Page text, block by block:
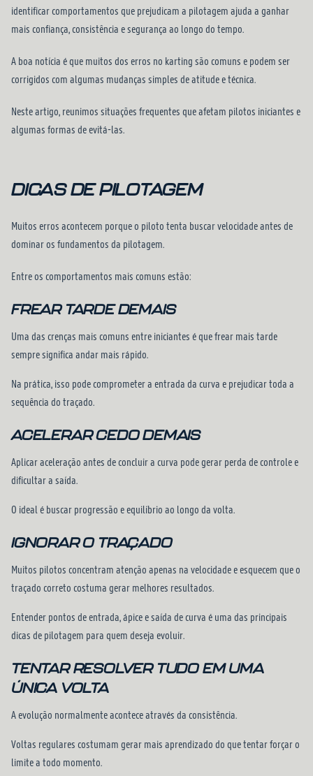
identificar comportamentos que prejudicam a pilotagem ajuda a ganhar
mais confiança, consistência e segurança ao longo do tempo.
A boa notícia é que muitos dos erros no karting são comuns e podem ser
corrigidos com algumas mudanças simples de atitude e técnica.
Neste artigo, reunimos situações frequentes que afetam pilotos iniciantes e
algumas formas de evitá-las.
DICAS DE PILOTAGEM
Muitos erros acontecem porque o piloto tenta buscar velocidade antes de
dominar os fundamentos da pilotagem.
Entre os comportamentos mais comuns estão:
FREAR TARDE DEMAIS
Uma das crenças mais comuns entre iniciantes é que frear mais tarde
sempre significa andar mais rápido.
Na prática, isso pode comprometer a entrada da curva e prejudicar toda a
sequência do traçado.
ACELERAR CEDO DEMAIS
Aplicar aceleração antes de concluir a curva pode gerar perda de controle e
dificultar a saída.
O ideal é buscar progressão e equilíbrio ao longo da volta.
IGNORAR O TRAÇADO
Muitos pilotos concentram atenção apenas na velocidade e esquecem que o
traçado correto costuma gerar melhores resultados.
Entender pontos de entrada, ápice e saída de curva é uma das principais
dicas de pilotagem para quem deseja evoluir.
TENTAR RESOLVER TUDO EM UMA
ÚNICA VOLTA
A evolução normalmente acontece através da consistência.
Voltas regulares costumam gerar mais aprendizado do que tentar forçar o
limite a todo momento.